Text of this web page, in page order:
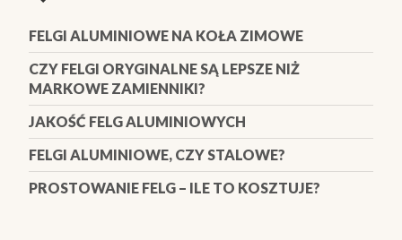
FELGI ALUMINIOWE NA KOŁA ZIMOWE
CZY FELGI ORYGINALNE SĄ LEPSZE NIŻ
MARKOWE ZAMIENNIKI?
JAKOŚĆ FELG ALUMINIOWYCH
FELGI ALUMINIOWE, CZY STALOWE?
PROSTOWANIE FELG – ILE TO KOSZTUJE?